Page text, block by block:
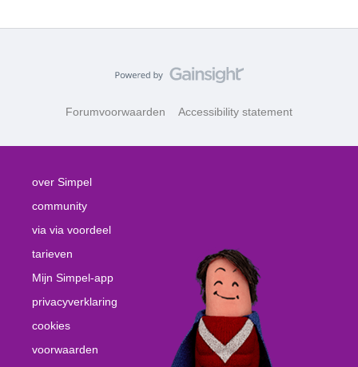
Forumvoorwaarden Accessibility statement
over Simpel
community
via via voordeel
tarieven
Mijn Simpel-app
privacyverklaring
cookies
voorwaarden